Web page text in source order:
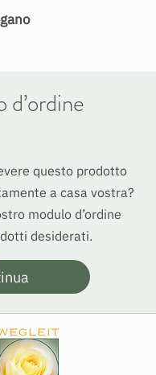
questo prodotto
a casa vostra?
modulo d’ordine
desiderati.